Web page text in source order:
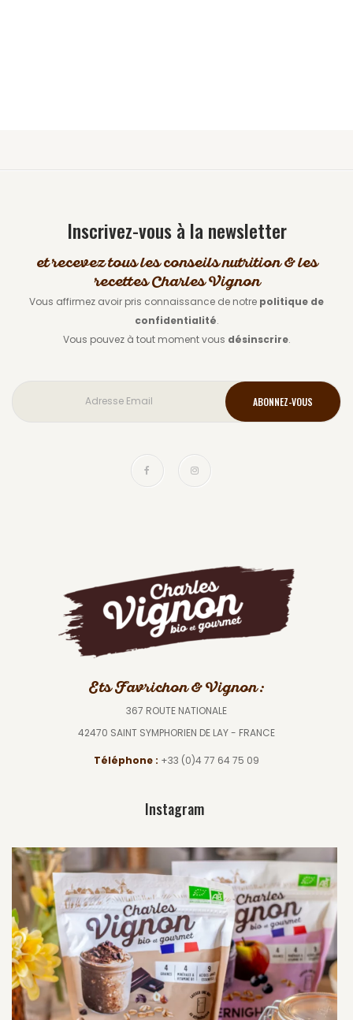
Inscrivez-vous à la newsletter
et recevez tous les conseils nutrition & les
recettes Charles Vignon
Vous affirmez avoir pris connaissance de notre politique de
confidentialité.
Vous pouvez à tout moment vous désinscrire.
Ets Favrichon & Vignon :
367 ROUTE NATIONALE
42470 SAINT SYMPHORIEN DE LAY - FRANCE
Téléphone : +33 (0)4 77 64 75 09
Instagram